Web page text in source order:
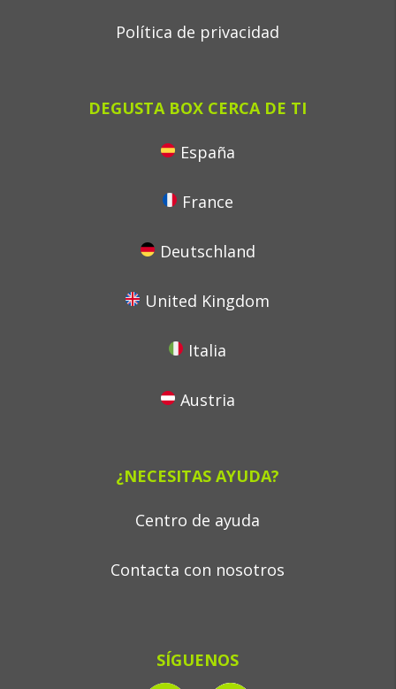
Política de privacidad
DEGUSTA BOX CERCA DE TI
España
France
Deutschland
United Kingdom
Italia
Austria
¿NECESITAS AYUDA?
Centro de ayuda
Contacta con nosotros
SÍGUENOS